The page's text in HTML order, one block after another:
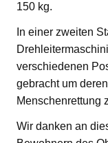
150 kg.
In einer zweiten
verschiedenen
gebracht um
Menschenrettung
Wir danken an